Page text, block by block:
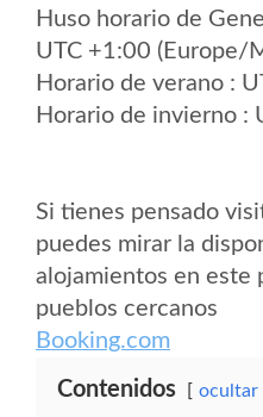
Huso horario de
UTC +1:00 (Europe/
Horario de verano :
Horario de invierno :
Si tienes pensado
puedes mirar la
alojamientos en este
pueblos cercanos
Booking.com
Contenidos ocultar